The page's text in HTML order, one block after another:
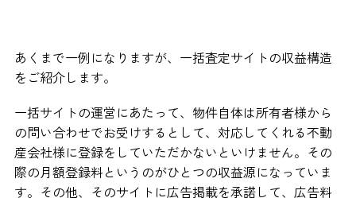
あくまで一例になりますが、一括査定サイトの収益構造
をご紹介します。
一括サイトの運営にあたって、物件自体は所有者様から
の問い合わせでお受けするとして、対応してくれる不動
産会社様に登録をしていただかないといけません。その
際の月額登録料というのがひとつの収益源になっていま
す。その他、そのサイトに広告掲載を承諾して、広告料